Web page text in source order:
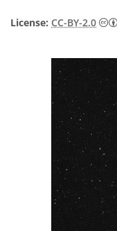
License: CC-BY-2.0